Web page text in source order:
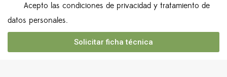
Acepto las condiciones de privacidad y tratamiento de
datos personales.
Solicitar ficha técnica